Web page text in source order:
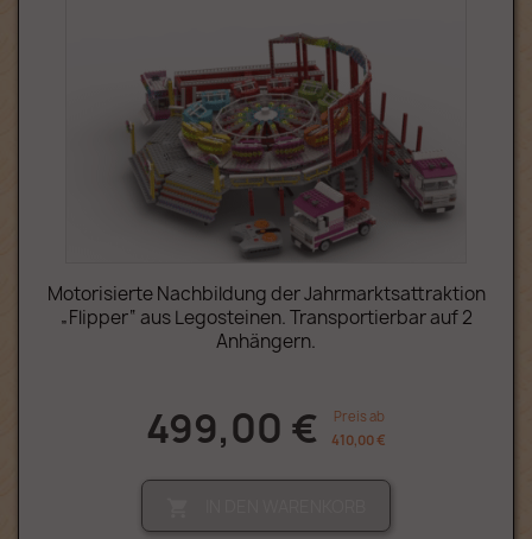
Motorisierte Nachbildung der Jahrmarktsattraktion
„Flipper“ aus Legosteinen. Transportierbar auf 2
Anhängern.
499,00 €
Preis ab
410,00 €